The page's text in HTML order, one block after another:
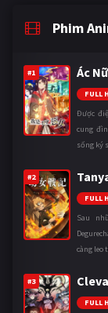
Phim
#1 Ác
FULL
Được
cung
sống ký
#2
FULL
Sau
càng
#3
FULL